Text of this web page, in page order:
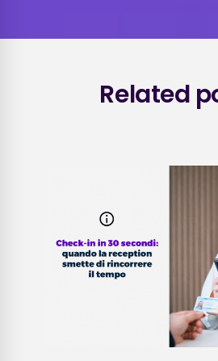
Related